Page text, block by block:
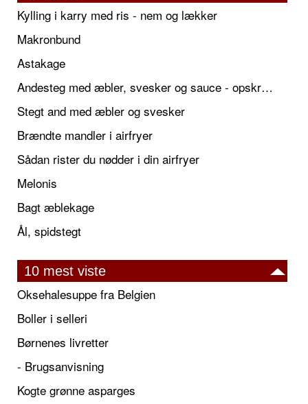
Kylling i karry med ris - nem og lækker
Makronbund
Astakage
Andesteg med æbler, svesker og sauce - opskrift også til jul
Stegt and med æbler og svesker
Brændte mandler i airfryer
Sådan rister du nødder i din airfryer
Melonis
Bagt æblekage
Ål, spidstegt
10 mest viste
Oksehalesuppe fra Belgien
Boller i selleri
Børnenes livretter
- Brugsanvisning
Kogte grønne asparges